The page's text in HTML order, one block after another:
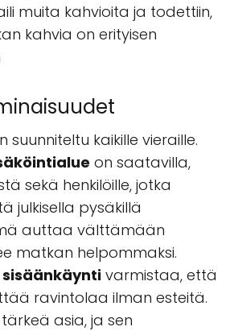
muita kahvioita ja todettiin,
kahvia on erityisen
kaikille vieraille.
on saatavilla,
sekä henkilöille, jotka
julkisella pysäkillä
auttaa välttämään
matkan helpommaksi.
varmistaa, että
ravintolaa ilman esteitä.
asia, ja sen